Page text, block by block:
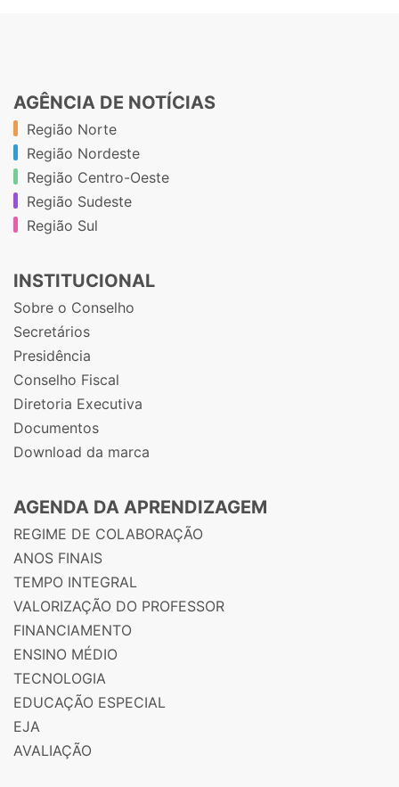
AGÊNCIA DE NOTÍCIAS
Região Norte
Região Nordeste
Região Centro-Oeste
Região Sudeste
Região Sul
INSTITUCIONAL
Sobre o Conselho
Secretários
Presidência
Conselho Fiscal
Diretoria Executiva
Documentos
Download da marca
AGENDA DA APRENDIZAGEM
REGIME DE COLABORAÇÃO
ANOS FINAIS
TEMPO INTEGRAL
VALORIZAÇÃO DO PROFESSOR
FINANCIAMENTO
ENSINO MÉDIO
TECNOLOGIA
EDUCAÇÃO ESPECIAL
EJA
AVALIAÇÃO